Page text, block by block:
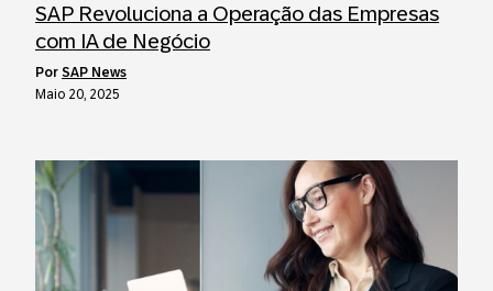
SAP Revoluciona a Operação das Empresas
com IA de Negócio
por SAP News
Maio 20, 2025